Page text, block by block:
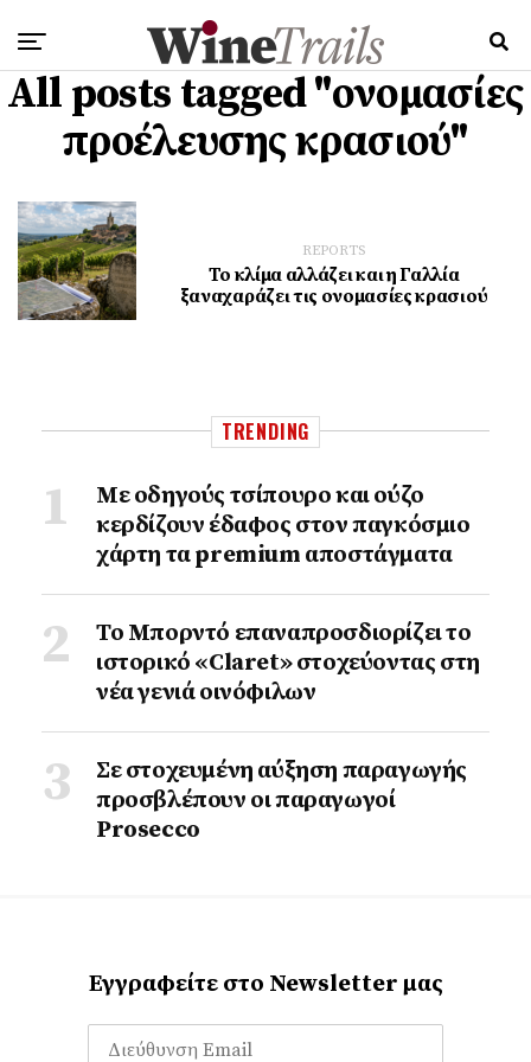
All posts tagged "ονομασίες
προέλευσης κρασιού"
REPORTS
Το κλίμα αλλάζει και η Γαλλία
ξαναχαράζει τις ονομασίες κρασιού
TRENDING
Με οδηγούς τσίπουρο και ούζο
κερδίζουν έδαφος στoν παγκόσμιο
χάρτη τα premium αποστάγματα
Το Μπορντό επαναπροσδιορίζει το
ιστορικό «Claret» στοχεύοντας στη
νέα γενιά οινόφιλων
Σε στοχευμένη αύξηση παραγωγής
προσβλέπουν οι παραγωγοί
Prosecco
Εγγραφείτε στο Newsletter μας